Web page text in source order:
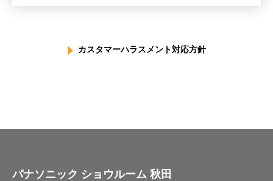
カスタマーハラスメント対応方針
パナソニック ショウルーム 秋田